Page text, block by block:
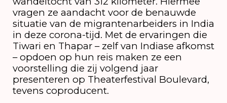
vragen ze aandacht voor de benauwde
situatie van de migrantenarbeiders in India
in deze corona-tijd. Met de ervaringen die
Tiwari en Thapar – zelf van Indiase afkomst
– opdoen op hun reis maken ze een
voorstelling die zij volgend jaar
presenteren op Theaterfestival Boulevard,
tevens coproducent.